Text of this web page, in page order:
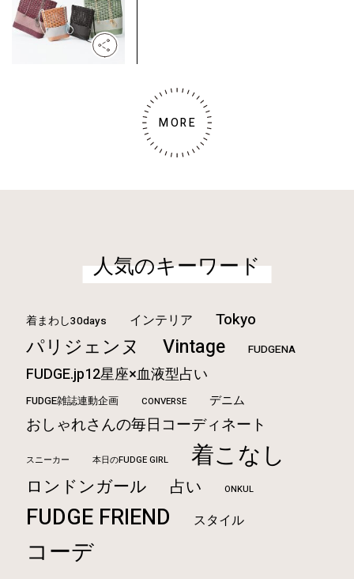
MORE
人気のキーワード
着まわし30days インテリア Tokyo
パリジェンヌ Vintage FUDGENA
FUDGE.jp12星座×血液型占い
FUDGE雑誌連動企画 CONVERSE デニム
おしゃれさんの毎日コーディネート
スニーカー 本日のFUDGE GIRL 着こなし
ロンドンガール 占い ONKUL
FUDGE FRIEND スタイル
コーデ